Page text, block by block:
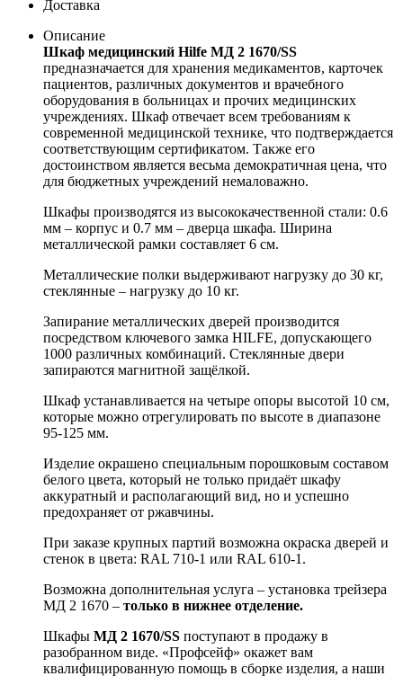
Доставка
Описание
Шкаф медицинский Hilfe МД 2 1670/SS
предназначается для хранения медикаментов, карточек
пациентов, различных документов и врачебного
оборудования в больницах и прочих медицинских
учреждениях. Шкаф отвечает всем требованиям к
современной медицинской технике, что подтверждается
соответствующим сертификатом. Также его
достоинством является весьма демократичная цена, что
для бюджетных учреждений немаловажно.
Шкафы производятся из высококачественной стали: 0.6
мм – корпус и 0.7 мм – дверца шкафа. Ширина
металлической рамки составляет 6 см.
Металлические полки выдерживают нагрузку до 30 кг,
стеклянные – нагрузку до 10 кг.
Запирание металлических дверей производится
посредством ключевого замка HILFE, допускающего
1000 различных комбинаций. Стеклянные двери
запираются магнитной защёлкой.
Шкаф устанавливается на четыре опоры высотой 10 см,
которые можно отрегулировать по высоте в диапазоне
95-125 мм.
Изделие окрашено специальным порошковым составом
белого цвета, который не только придаёт шкафу
аккуратный и располагающий вид, но и успешно
предохраняет от ржавчины.
При заказе крупных партий возможна окраска дверей и
стенок в цвета: RAL 710-1 или RAL 610-1.
Возможна дополнительная услуга – установка трейзера
MД 2 1670 – только в нижнее отделение.
Шкафы МД 2 1670/SS поступают в продажу в
разобранном виде. «Профсейф» окажет вам
квалифицированную помощь в сборке изделия, а наши